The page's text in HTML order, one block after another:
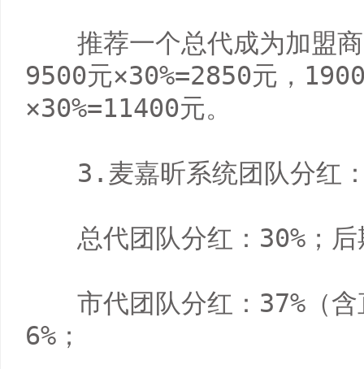
推荐一个总代成为加盟商
9500元×30%=2850元，
×30%=11400元。
3.麦嘉昕系统团队分红
总代团队分红：30%；后
市代团队分红：37%（含
6%；